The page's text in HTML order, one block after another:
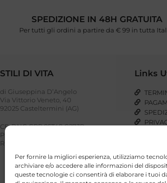
Per fornire la migliori esperienza, utilizziamo
archiviare e/o accedere alle informazioni del
queste tecnologie ci consentirà di elaborare i tuoi
SPEDIZIONE IN 48H GRATUITA
Per tutti gli ordini a partire da € 99 in tutta
STILI DI VITA
di Giuseppina D’Angelo
Via Vittorio Veneto, 40
92025 Casteltermini (AG)
CF: DNG GPP 85T48 G273P
P. IVA: 03023110848
REA: AG – 221948
Links